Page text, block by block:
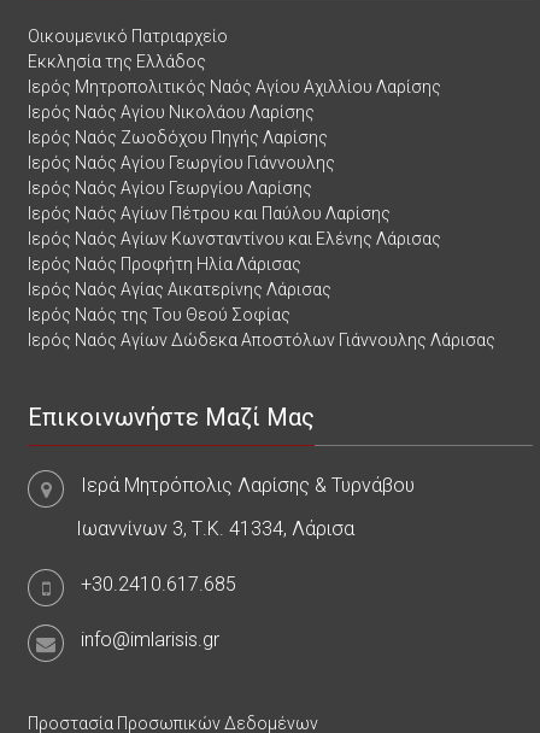
Οικουμενικό Πατριαρχείο
Εκκλησία της Ελλάδος
Ιερός Μητροπολιτικός Ναός Αγίου Αχιλλίου Λαρίσης
Ιερός Ναός Αγίου Νικολάου Λαρίσης
Ιερός Ναός Ζωοδόχου Πηγής Λαρίσης
Ιερός Ναός Αγίου Γεωργίου Γιάννουλης
Ιερός Ναός Αγίου Γεωργίου Λαρίσης
Ιερός Ναός Αγίων Πέτρου και Παύλου Λαρίσης
Ιερός Ναός Αγίων Κωνσταντίνου και Ελένης Λάρισας
Ιερός Ναός Προφήτη Ηλία Λάρισας
Ιερός Ναός Αγίας Αικατερίνης Λάρισας
Ιερός Ναός της Του Θεού Σοφίας
Ιερός Ναός Αγίων Δώδεκα Αποστόλων Γιάννουλης Λάρισας
Επικοινωνήστε Μαζί Μας
Ιερά Μητρόπολις Λαρίσης & Τυρνάβου
Ιωαννίνων 3, Τ.Κ. 41334, Λάρισα
+30.2410.617.685
info@imlarisis.gr
Προστασία Προσωπικών Δεδομένων